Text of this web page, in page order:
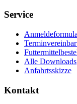
Service
Alle Downloads
Anfahrtsskizze
Kontakt